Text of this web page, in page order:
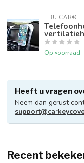
TBU CAR®
Op voorraad
Heeft u vragen
Neem dan gerust
Recent